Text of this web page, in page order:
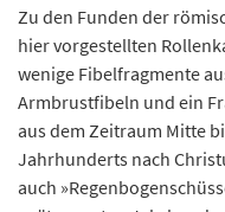
Zu den Funden der
hier vorgestellten
wenige Fibelfragmente
Armbrustfibeln und ein
aus dem Zeitraum Mitte
Jahrhunderts nach
auch